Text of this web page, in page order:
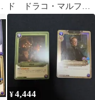
ド ドラコ・マルフォ
イ 01-006 SR ホイル
¥4,444